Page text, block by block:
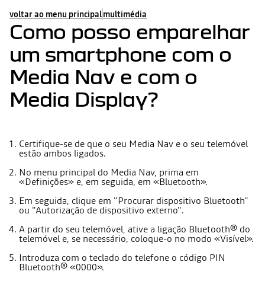
voltar ao menu principalmultimédia
Como posso emparelhar
um smartphone com o
Media Nav e com o
Media Display?
Certifique-se de que o seu Media Nav e o seu telemóvel
estão ambos ligados.
No menu principal do Media Nav, prima em
«Definições» e, em seguida, em «Bluetooth».
Em seguida, clique em "Procurar dispositivo Bluetooth"
ou "Autorização de dispositivo externo".
A partir do seu telemóvel, ative a ligação Bluetooth® do
telemóvel e, se necessário, coloque-o no modo «Visível».
Introduza com o teclado do telefone o código PIN
Bluetooth® «0000».